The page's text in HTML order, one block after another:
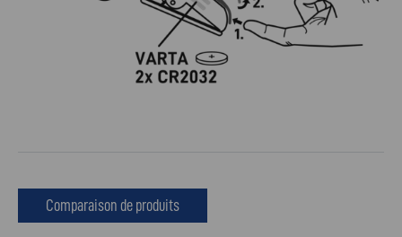
Comparaison de produits